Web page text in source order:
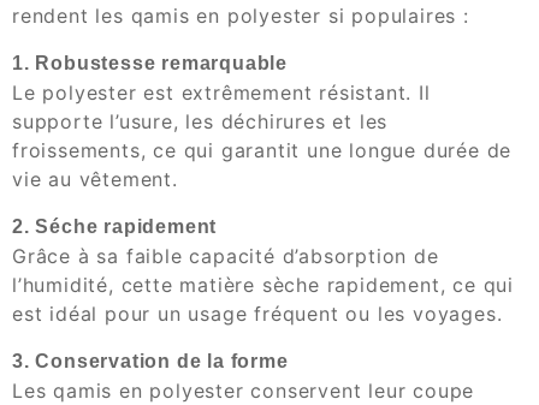
rendent les qamis en polyester si populaires :
1. Robustesse remarquable
Le polyester est extrêmement résistant. Il
supporte l’usure, les déchirures et les
froissements, ce qui garantit une longue durée de
vie au vêtement.
2. Séche rapidement
Grâce à sa faible capacité d’absorption de
l’humidité, cette matière sèche rapidement, ce qui
est idéal pour un usage fréquent ou les voyages.
3. Conservation de la forme
Les qamis en polyester conservent leur coupe